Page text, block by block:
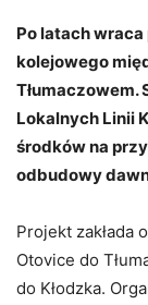
Po latach wraca
kolejowego
Lokalnych Linii
środków na
odbudowy
Projekt zakłada
Otovice do
do Kłodzka.